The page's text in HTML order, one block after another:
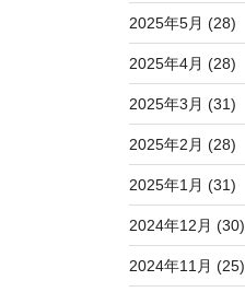
2025年5月 (28)
2025年4月 (28)
2025年3月 (31)
2025年2月 (28)
2025年1月 (31)
2024年12月 (30)
2024年11月 (25)